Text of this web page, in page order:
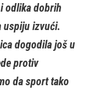
odlika dobrih
uspiju izvući.
dogodila još u
protiv
da sport tako